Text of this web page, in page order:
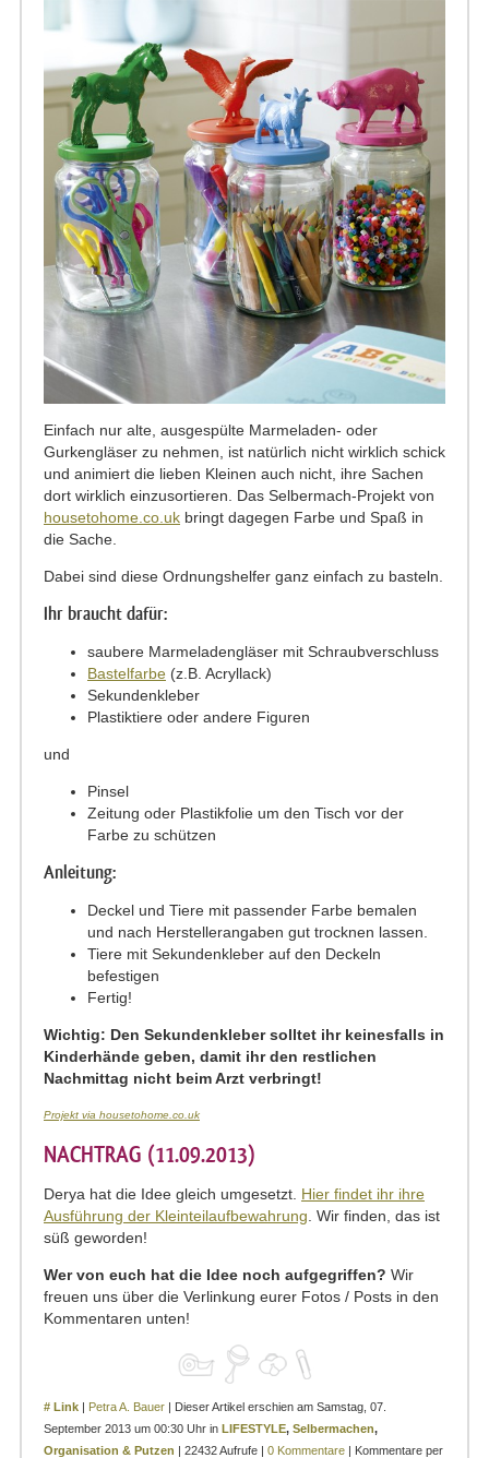
Einfach nur alte, ausgespülte Marmeladen- oder
Gurkengläser zu nehmen, ist natürlich nicht wirklich schick
und animiert die lieben Kleinen auch nicht, ihre Sachen
dort wirklich einzusortieren. Das Selbermach-Projekt von
housetohome.co.uk bringt dagegen Farbe und Spaß in
die Sache.
Dabei sind diese Ordnungshelfer ganz einfach zu basteln.
Ihr braucht dafür:
saubere Marmeladengläser mit Schraubverschluss
Bastelfarbe (z.B. Acryllack)
Sekundenkleber
Plastiktiere oder andere Figuren
und
Pinsel
Zeitung oder Plastikfolie um den Tisch vor der
Farbe zu schützen
Anleitung:
Deckel und Tiere mit passender Farbe bemalen
und nach Herstellerangaben gut trocknen lassen.
Tiere mit Sekundenkleber auf den Deckeln
befestigen
Fertig!
Wichtig: Den Sekundenkleber solltet ihr keinesfalls in
Kinderhände geben, damit ihr den restlichen
Nachmittag nicht beim Arzt verbringt!
Projekt via housetohome.co.uk
NACHTRAG (11.09.2013)
Derya hat die Idee gleich umgesetzt. Hier findet ihr ihre
Ausführung der Kleinteilaufbewahrung . Wir finden, das ist
süß geworden!
Wer von euch hat die Idee noch aufgegriffen? Wir
freuen uns über die Verlinkung eurer Fotos / Posts in den
Kommentaren unten!
# Link | Petra A. Bauer | Dieser Artikel erschien am Samstag, 07.
September 2013 um 00:30 Uhr in LIFESTYLE, Selbermachen,
Organisation & Putzen | 22432 Aufrufe | 0 Kommentare | Kommentare per